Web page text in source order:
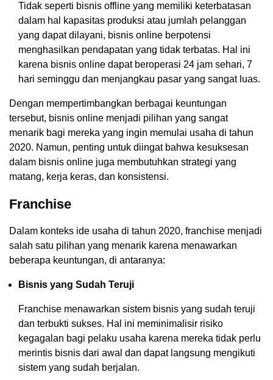
Tidak seperti bisnis offline yang memiliki keterbatasan
dalam hal kapasitas produksi atau jumlah pelanggan
yang dapat dilayani, bisnis online berpotensi
menghasilkan pendapatan yang tidak terbatas. Hal ini
karena bisnis online dapat beroperasi 24 jam sehari, 7
hari seminggu dan menjangkau pasar yang sangat luas.
Dengan mempertimbangkan berbagai keuntungan
tersebut, bisnis online menjadi pilihan yang sangat
menarik bagi mereka yang ingin memulai usaha di tahun
2020. Namun, penting untuk diingat bahwa kesuksesan
dalam bisnis online juga membutuhkan strategi yang
matang, kerja keras, dan konsistensi.
Franchise
Dalam konteks ide usaha di tahun 2020, franchise menjadi
salah satu pilihan yang menarik karena menawarkan
beberapa keuntungan, di antaranya:
Bisnis yang Sudah Teruji
Franchise menawarkan sistem bisnis yang sudah teruji
dan terbukti sukses. Hal ini meminimalisir risiko
kegagalan bagi pelaku usaha karena mereka tidak perlu
merintis bisnis dari awal dan dapat langsung mengikuti
sistem yang sudah berjalan.